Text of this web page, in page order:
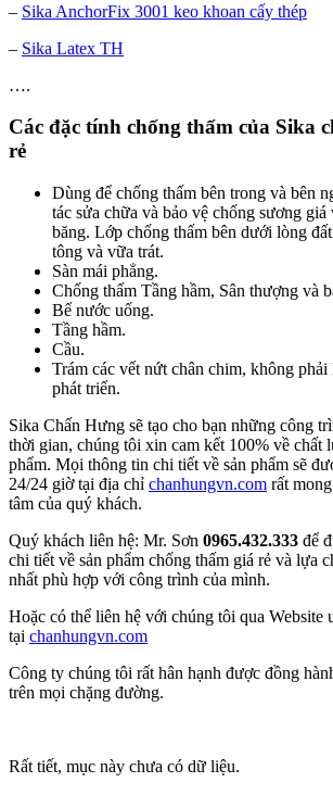
– Sika AnchorFix 3001 keo khoan cấy thép
– Sika Latex TH
….
Các đặc tính chống thấm của Sika
rẻ
Dùng để chống thấm bên trong và bên
tác sửa chữa và bảo vệ chống sương giá
băng. Lớp chống thấm bên dưới lòng
tông và vữa trát.
Sàn mái phẳng.
Chống thấm Tầng hầm, Sân thượng và
Bể nước uống.
Tầng hầm.
Cầu.
Trám các vết nứt chân chim, không phải
phát triển.
Sika Chấn Hưng sẽ tạo cho bạn những công
thời gian, chúng tôi xin cam kết 100% về chất
phẩm. Mọi thông tin chi tiết về sản phẩm sẽ
24/24 giờ tại địa chỉ chanhungvn.com rất
tâm của quý khách.
Quý khách liên hệ: Mr. Sơn 0965.432.333 để
chi tiết về sản phẩm chống thấm giá rẻ và lựa
nhất phù hợp với công trình của mình.
Hoặc có thể liên hệ với chúng tôi qua Website
tại chanhungvn.com
Công ty chúng tôi rất hân hạnh được đồng
trên mọi chặng đường.
Rất tiết, mục này chưa có dữ liệu.